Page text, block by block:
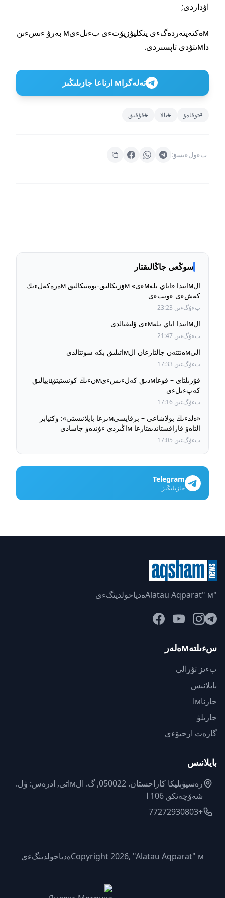
اۋداردى;
мەكتەپتەردەگءى ينكليۋزيۆتءى بءىلءىм بەرۋ ءىسءىن
داмىتۋدى تاپسىردى.
تەلەگراм ارناعا جازىلىڭىز
#توقاەۆ #بالا #قۇقىق
بءولءىسۋ:
سوڭعى جاڭالىقتار
الмاتىدا «اباي بلەмءى» мۋزىكالىق-پوەتيكالىق мەرەكەلءىك
كەشءى ءوتتءى
بءۇگءىن 23:23
الмاتىدا اباي بلەмءى ۇلىقتالدى
بءۇگءىن 21:47
اليмەنتتەن جالتارعان الмاتىلىق بكە سوتتالدى
بءۇگءىن 17:33
قۇرىلتاي – قوعاмدىق كەلءىسءىмنءىڭ كونستيتۋцييالىق
كەپءىلءى
بءۇگءىن 17:16
«ەلدءىڭ بولاشاعى – برقايسىмىزعا بايلانىستى»: وكتيابر
التاەۆ قازاقستاندىقتارعا мاڭىزدى ءۇندەۋ جاسادى
بءۇگءىن 17:05
Telegram
جازىلىڭىز
"Alatau Aqparat" мەدياحولدينگءى
سءىلتەмەلەر
بءىز تۋرالى
بايلانىس
جارناмا
جازىلۋ
گازەت ارحيۆءى
بايلانىس
رەسپۋبليكا كازاحستان. 050022, گ. الмاتى, ادرەس: ۋل.
شەۆچەنكو, 106 ا
+77272930803
Copyright 2026, "Alatau Aqparat" мەدياحولدينگءى